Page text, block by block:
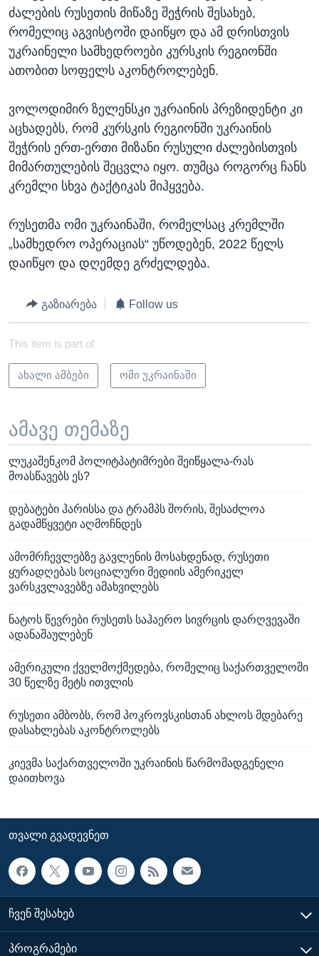
ძალების რუსეთის მიწაზე შეჭრის შესახებ,
რომელიც აგვისტოში დაიწყო და ამ დრისთვის
უკრაინელი სამხედროები კურსკის რეგიონში
ათობით სოფელს აკონტროლებენ.
ვოლოდიმირ ზელენსკი უკრაინის პრეზიდენტი კი
აცხადებს, რომ კურსკის რეგიონში უკრაინის
შეჭრის ერთ-ერთი მიზანი რუსული ძალებისთვის
მიმართულების შეცვლა იყო. თუმცა როგორც ჩანს
კრემლი სხვა ტაქტიკას მიჰყვება.
რუსეთმა ომი უკრაინაში, რომელსაც კრემლში
„სამხედრო ოპერაციას“ უწოდებენ, 2022 წელს
დაიწყო და დღემდე გრძელდება.
გაზიარება Follow us
This item is part of
ახალი ამბები ომი უკრაინაში
ამავე თემაზე
ლუკაშენკომ პოლიტპატიმრები შეიწყალა-რას
მოასწავებს ეს?
დებატები ჰარისსა და ტრამპს შორის, შესაძლოა
გადამწყვეტი აღმოჩნდეს
ამომრჩევლებზე გავლენის მოსახდენად, რუსეთი
ყურადღებას სოციალური მედიის ამერიკელ
ვარსკვლავებზე ამახვილებს
ნატოს წევრები რუსეთს საჰაერო სივრცის დარღვევაში
ადანაშაულებენ
ამერიკული ქველმოქმედება, რომელიც საქართველოში
30 წელზე მეტს ითვლის
რუსეთი ამბობს, რომ პოკროვსკისთან ახლოს მდებარე
დასახლებას აკონტროლებს
კიევმა საქართველოში უკრაინის წარმომადგენელი
დაითხოვა
ᲗᲕᲐᲚᲘ ᲒᲕᲐᲓᲔᲕᲜᲔᲗ
ᲩᲕᲔᲜ ᲨᲔᲡᲐᲮᲔᲑ
ᲞᲠᲝᲒᲠᲐᲛᲔᲑᲘ